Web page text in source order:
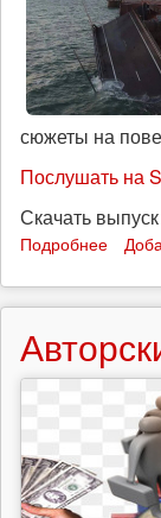
сюжеты на
Послушать на
Скачать
Подробнее
и
эпизод
(9